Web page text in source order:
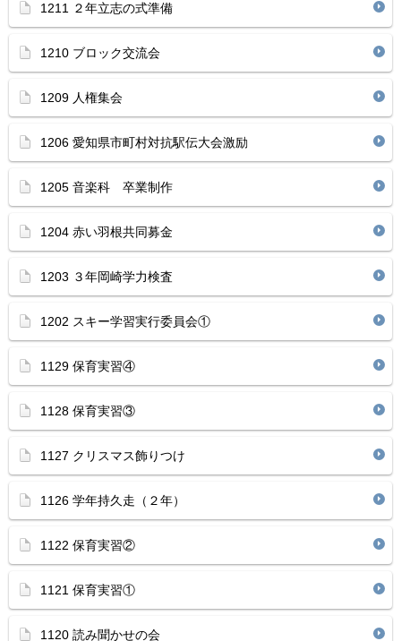
1211 ２年立志の式準備
1210 ブロック交流会
1209 人権集会
1206 愛知県市町村対抗駅伝大会激励
1205 音楽科 卒業制作
1204 赤い羽根共同募金
1203 ３年岡崎学力検査
1202 スキー学習実行委員会①
1129 保育実習④
1128 保育実習③
1127 クリスマス飾りつけ
1126 学年持久走（２年）
1122 保育実習②
1121 保育実習①
1120 読み聞かせの会